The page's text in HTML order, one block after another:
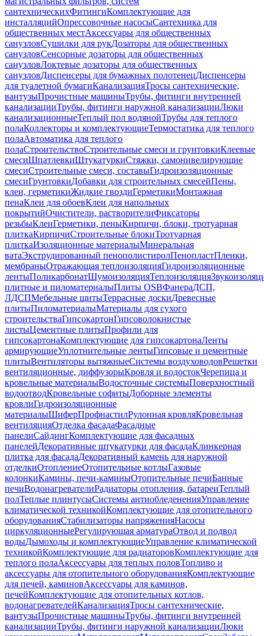
сантехническихФитингиКомплектующие для
инсталляцийОпрессовочные насосыСантехника для
общественных местАксессуары для общественных
санузловСушилки для рукДозаторы для общественных
санузловСенсорные дозаторы для общественных
санузловЛоктевые дозаторы для общественных
санузловДиспенсеры для бумажных полотенецДиспенсеры
для туалетной бумагиКанализацияТросы сантехнические,
вантузыПрочистные машиныТрубы, фитинги внутренней
канализацииТрубы, фитинги наружной канализацииЛюки
канализационныеТеплый пол водянойТрубы для теплого
полаКоллекторы и комплектующиеТермостатика для теплого
полаАвтоматика для теплого
полаСтроительствоСтроительные смеси и грунтовкиКлеевые
смесиШпатлевкиШтукатуркиСтяжки, самонивелирующие
смесиСтроительные смеси, составыГидроизоляционные
смесиГрунтовкиДобавки для строительных смесейПены,
клеи, герметикиЖидкие гвоздиГерметикиМонтажная
пенаКлеи для обоевКлеи для напольных
покрытийОчистители, растворителиФиксаторы
резьбыКлеиГерметики, пеныКирпичи, блоки, тротуарная
плиткаКирпичиСтроительные блокиТротуарная
плиткаИзоляционные материалыМинеральная
ватаЭкструдированный пенополистиролПенопластПленки,
мембраныОтражающая теплоизоляцияГидроизоляционные
лентыПоликарбонатШумоизоляцияТеплоизоляция
плитные и пиломатериалыПлиты OSBФанераДСП,
ЛДСПМебельные щитыТеррасные доскиДревесные
плитыПиломатериалыМатериалы для сухого
строительстваГипсокартонГипсоволокнистые
листыЦементные плитыПрофили для
гипсокартонаКомплектующие для гипсокартонаЛенты
армирующиеУплотнительные лентыГипсовые и цементные
плитыВентиляторы вытяжныеСистемы воздуховодовРешетки
вентиляционные, диффузорыКровля и водостокЧерепица и
кровельные материалыВодосточные системыПоверхностный
водоотводКровельные софитыДоборные элементы
кровлиГидроизоляционные
материалыШиферПрофнастилРулонная кровляКровельная
вентиляцияОтделка фасадаФасадные
панелиСайдингКомплектующие для фасадных
панелейДекоративные штукатурки для фасадаКлинкерная
плитка для фасадаДекоративный камень для наружной
отделкиОтоплениеОтопительные котлыГазовые
колонкиКамины, печи-каминыОтопительные печиБанные
печиВодонагревателиРадиаторы отопления, батареиТеплый
полТеплые плинтусыСистемы антиобледененияУправление
климатической техникойКомплектующие для отопительного
оборудованияСтабилизаторы напряженияНасосы
циркуляционныеРегулирующая арматураОтвод и подвод
водыДымоходы и комплектующиеУправление климатической
техникойКомплектующие для радиаторовКомплектующие для
теплого полаАксессуары для теплых половТопливо и
аксессуары для отопительного оборудованияКомплектующие
для печей, каминовАксессуары для каминов,
печейКомплектующие для отопительных котлов,
водонагревателейКанализацияТросы сантехнические,
вантузыПрочистные машиныТрубы, фитинги внутренней
канализацииТрубы, фитинги наружной канализацииЛюки